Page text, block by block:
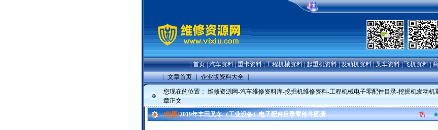
|首页|汽车资料|重卡资料|工程机械资料|起重机资料|发动机资料|叉车资料|飞机资料|
| 文章首页 | 企业版资料大全 |
您现在的位置： 维修资源网-汽车维修资料库-挖掘机维修资料-工程机械电子零配件目录-挖掘机发动机
章正文
[组图]2019年丰田叉车（工业设备）电子配件目录零部件图册 热